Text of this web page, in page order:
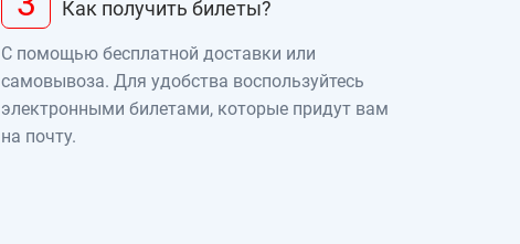
Как получить билеты?
С помощью бесплатной доставки или
самовывоза. Для удобства воспользуйтесь
электронными билетами, которые придут вам
на почту.